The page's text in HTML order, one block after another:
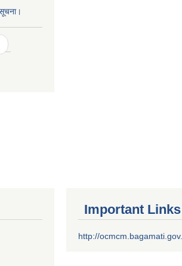
Important Links
http://